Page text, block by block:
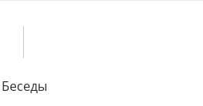
Беседы